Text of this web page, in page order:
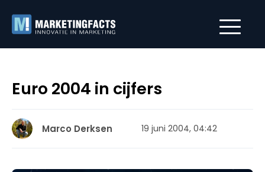
Euro 2004 in cijfers
Marco Derksen 19 juni 2004, 04:42